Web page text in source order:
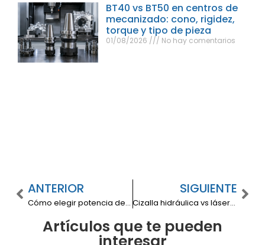
BT40 vs BT50 en centros de
mecanizado: cono, rigidez,
torque y tipo de pieza
01/08/2026 No hay comentarios
ANTERIOR
Cómo elegir potencia de láser fibra según espesor, material y gas de corte
SIGUIENTE
Cizalla hidráulica vs láser/plasma: cuándo conviene cortar recto con cizalla
Artículos que te pueden